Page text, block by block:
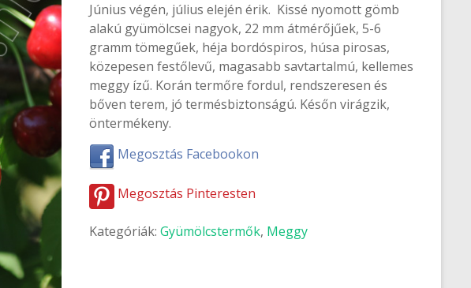
Június végén, július elején érik. Kissé nyomott gömb
alakú gyümölcsei nagyok, 22 mm átmérőjűek, 5-6
gramm tömegűek, héja bordóspiros, húsa pirosas,
közepesen festőlevű, magasabb savtartalmú, kellemes
meggy ízű. Korán termőre fordul, rendszeresen és
bőven terem, jó termésbiztonságú. Későn virágzik,
öntermékeny.
Megosztás Facebookon
Megosztás Pinteresten
Kategóriák:Gyümölcstermők, Meggy